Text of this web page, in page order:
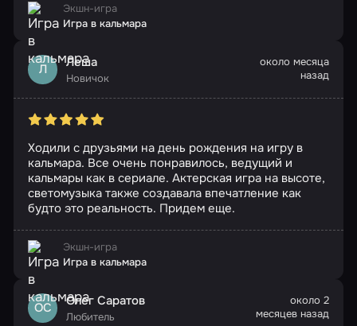
Экшн-игра
Игра в кальмара
Л Леша
Новичок
около месяца
назад
Ходили с друзьями на день рождения на игру в
кальмара. Все очень понравилось, ведущий и
кальмары как в сериале. Актерская игра на высоте,
светомузыка также создавала впечатление как
будто это реальность. Придем еще.
Экшн-игра
Игра в кальмара
ОС Олег Саратов
Любитель
около 2
месяцев назад